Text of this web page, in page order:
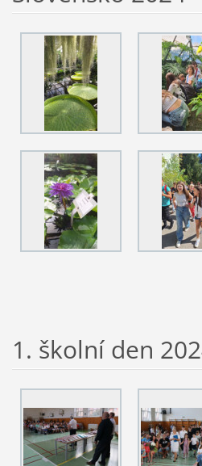
1. školní den